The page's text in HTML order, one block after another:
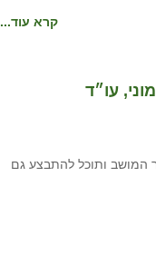
קרא עוד...
עו״ד
המושב ותוכל להתבצע גם